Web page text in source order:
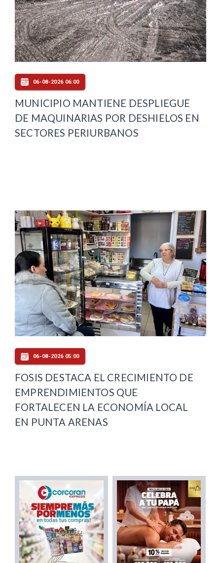
06-08-2026 06:00
MUNICIPIO MANTIENE DESPLIEGUE
DE MAQUINARIAS POR DESHIELOS EN
SECTORES PERIURBANOS
06-08-2026 05:00
FOSIS DESTACA EL CRECIMIENTO DE
EMPRENDIMIENTOS QUE
FORTALECEN LA ECONOMÍA LOCAL
EN PUNTA ARENAS